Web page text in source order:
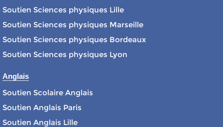
Soutien Sciences physiques Lille
Soutien Sciences physiques Marseille
Soutien Sciences physiques Bordeaux
Soutien Sciences physiques Lyon
Anglais
Soutien Scolaire Anglais
Soutien Anglais Paris
Soutien Anglais Lille